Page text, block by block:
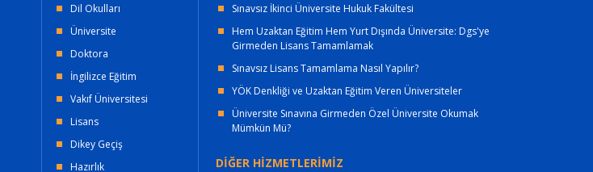
Dil Okulları
Üniversite
Doktora
İngilizce Eğitim
Vakıf Üniversitesi
Lisans
Dikey Geçiş
Hazırlık
Sınavsız İkinci Üniversite Hukuk Fakültesi
Hem Uzaktan Eğitim Hem Yurt Dışında Üniversite: Dgs'ye
Girmeden Lisans Tamamlamak
Sınavsız Lisans Tamamlama Nasıl Yapılır?
YÖK Denkliği ve Uzaktan Eğitim Veren Üniversiteler
Üniversite Sınavına Girmeden Özel Üniversite Okumak
Mümkün Mü?
DİĞER HİZMETLERİMİZ